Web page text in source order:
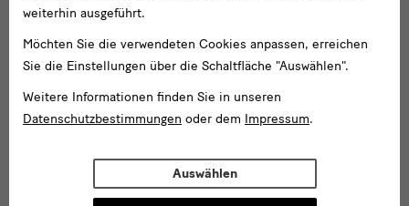
weiterhin ausgeführt.
Möchten Sie die verwendeten Cookies anpassen, erreichen
Sie die Einstellungen über die Schaltfläche "Auswählen".
Weitere Informationen finden Sie in unseren
Datenschutzbestimmungen oder dem Impressum.
Auswählen